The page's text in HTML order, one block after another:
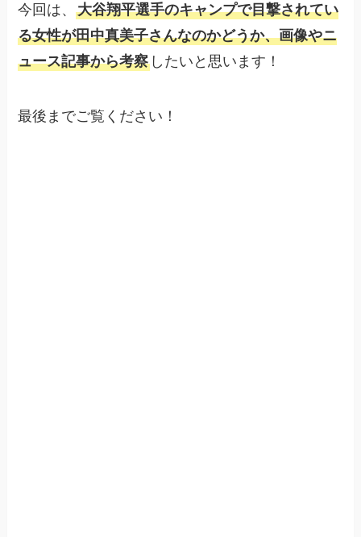
今回は、大谷翔平選手のキャンプで目撃されてい
る女性が田中真美子さんなのかどうか、画像やニ
ュース記事から考察 したいと思います！
最後までご覧ください！